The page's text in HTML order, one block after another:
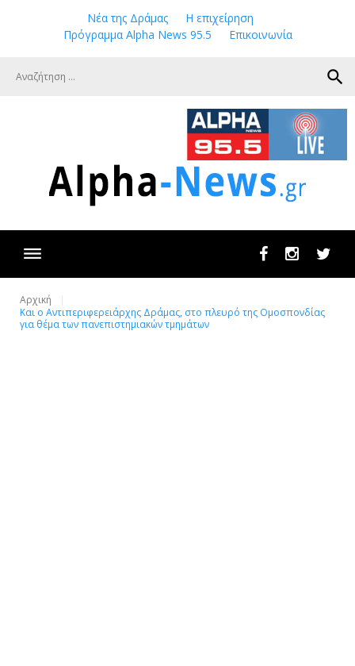
Νέα της Δράμας
Η επιχείρηση
Πρόγραμμα Alpha News 95.5
Επικοινωνία
search
FacebookInstagram
Αρχική
Και ο Αντιπεριφερειάρχης Δράμας, στο πλευρό της Ομοσπονδίας
για θέμα των πανεπιστημιακών τμημάτων